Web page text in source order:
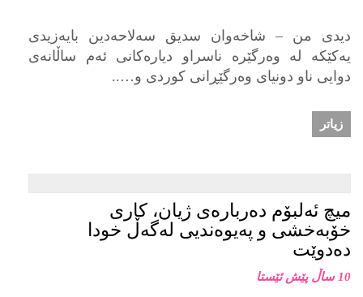
دیدی من – شاخەوان سدیق سەلاحەدین بایه‌زیدى
یه‌کێکه‌ له‌ وه‌رگێره‌ ناسراو دیاره‌کانى ئه‌م ساڵانه‌ى
دوایى ناو دونیاى وه‌رگێڕانى کوردى و…..
زیاتر
میچ ئه‌لبۆم دەربارەی ژیان، کاری
خۆبەخشی و په‌یوه‌ندیی له‌گه‌ڵ خودا
دەدوێت
10 ساڵ پێش ئێستا